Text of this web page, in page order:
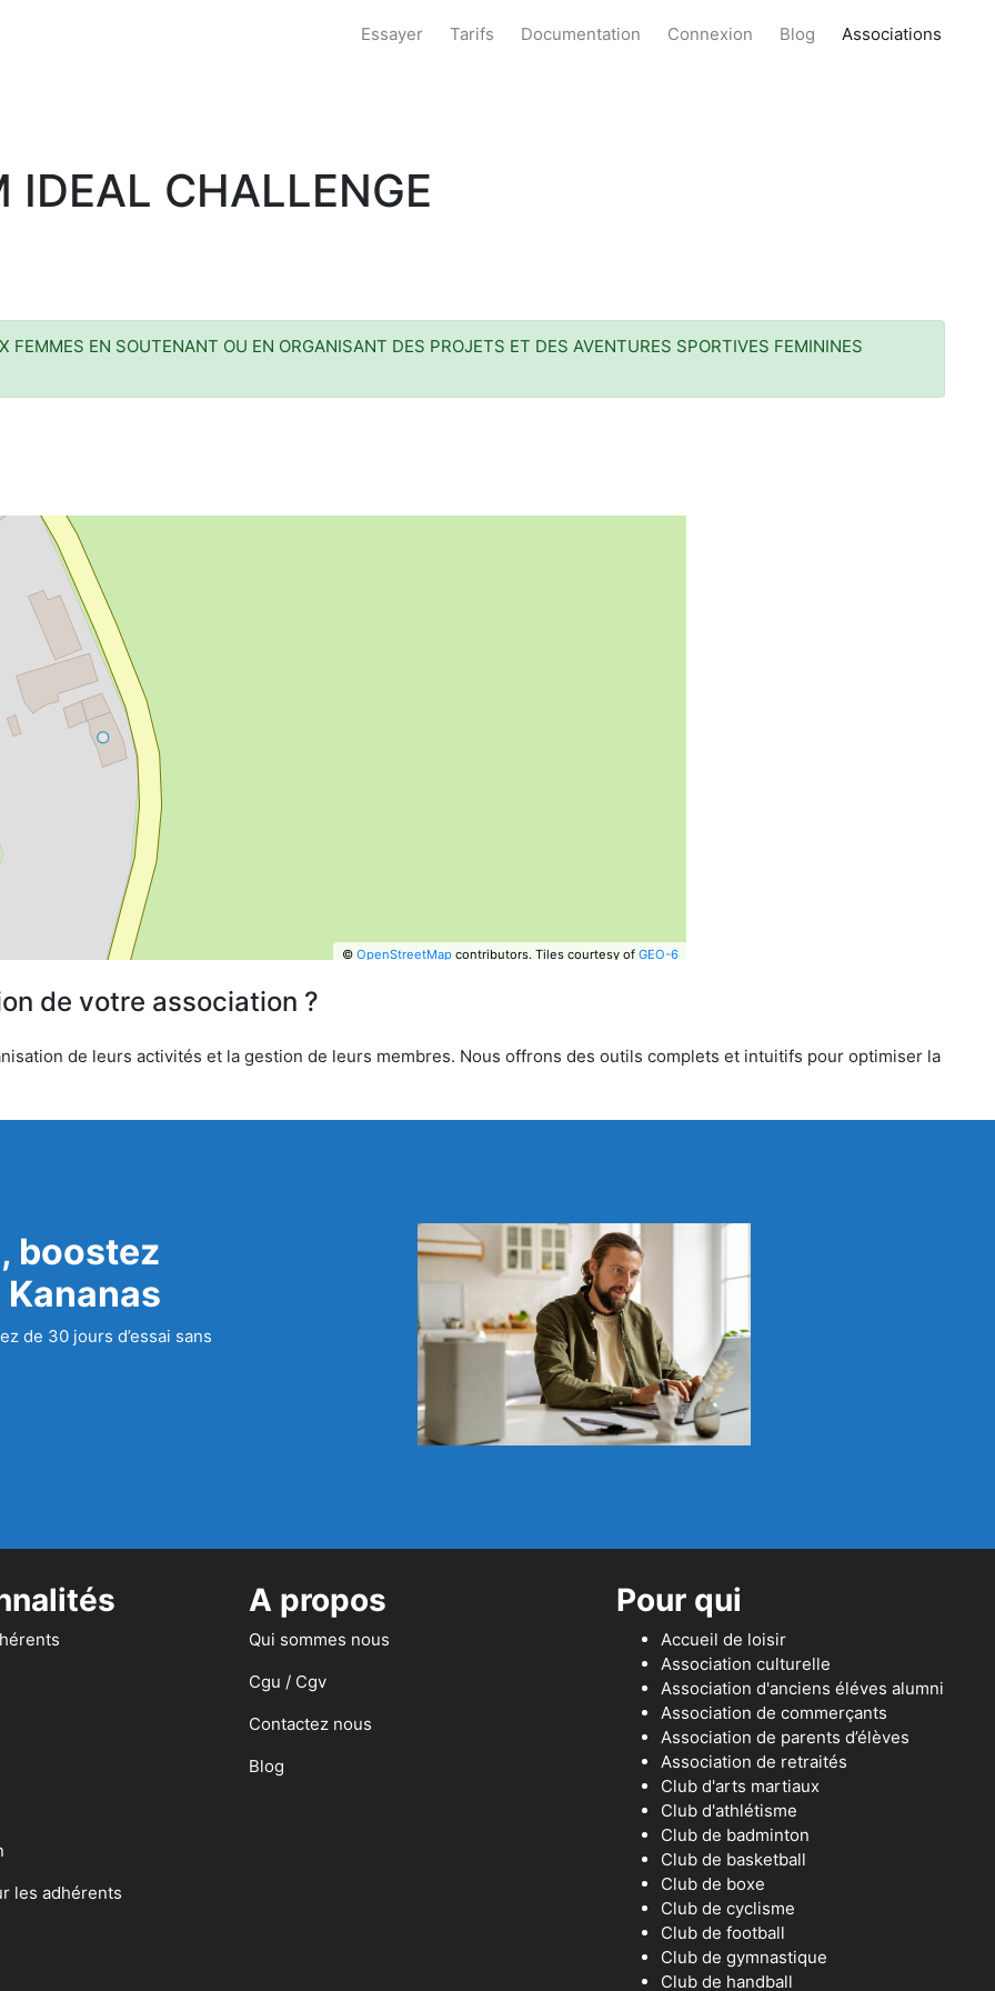
Essayer Tarifs Documentation Connexion Blog Associations
CHALLENGE
FEMMES EN SOUTENANT OU EN ORGANISANT DES PROJETS ET DES AVENTURES SPORTIVES FEMININES
© OpenStreetMapcontributors. Tiles courtesy of GEO-6
de votre association ?
de leurs activités et la gestion de leurs membres. Nous offrons des outils complets et intuitifs pour optimiser la
boostez
de 30 jours d’essai sans
les adhérents
A propos
Qui sommes nous
Cgu / Cgv
Contactez nous
Blog
Pour qui
Accueil de loisir
Association culturelle
Association d'anciens éléves alumni
Association de commerçants
Association de parents d’élèves
Association de retraités
Club d'arts martiaux
Club d'athlétisme
Club de badminton
Club de basketball
Club de boxe
Club de cyclisme
Club de football
Club de gymnastique
Club de handball